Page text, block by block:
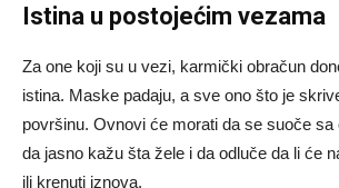
Istina u postojećim vezama
Za one koji su u vezi, karmički obračun
istina. Maske padaju, a sve ono što je
površinu. Ovnovi će morati da se suoče sa
da jasno kažu šta žele i da odluče da li će
ili krenuti iznova.